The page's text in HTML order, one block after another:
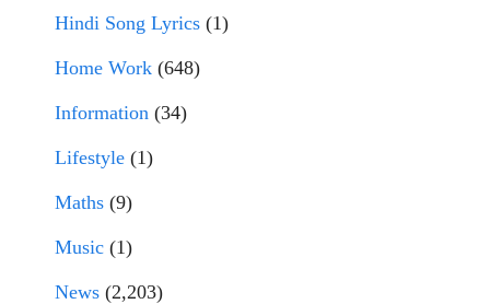
Hindi Song Lyrics (1)
Home Work (648)
Information (34)
Lifestyle (1)
Maths (9)
Music (1)
News (2,203)